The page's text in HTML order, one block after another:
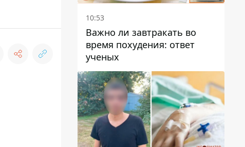
10:53
Важно ли завтракать во
время похудения: ответ
ученых